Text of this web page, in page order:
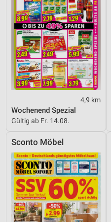
4,9 km
Wochenend Spezial
Gültig ab Fr. 14.08.
Sconto Möbel